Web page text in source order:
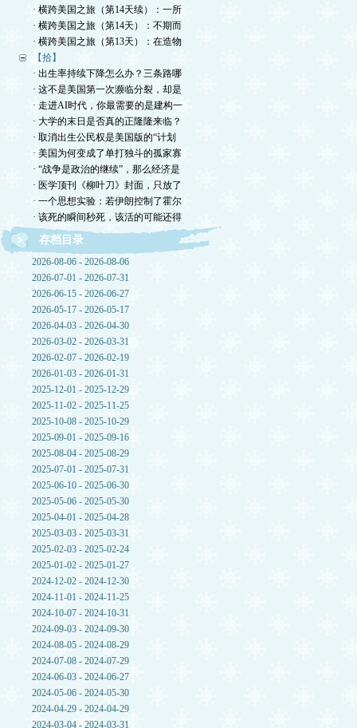
· 横跨美国之旅（第14天续）：一所
· 横跨美国之旅（第14天）：不期而
· 横跨美国之旅（第13天）：在造物
【拾】
· 出生率持续下降怎么办？三条路哪
· 这不是美国第一次濒临分裂，却是
· 走进AI时代，你最需要的是建构一
· 大学的末日是否真的正隆隆来临？
· 取消出生公民权是美国版的“计划
· 美国为何变成了单打独斗的孤家寡
· “战争是政治的继续”，那么经济是
· 医学顶刊《柳叶刀》封面，只放了
· 一个思想实验：若伊朗控制了霍尔
· 该死的瞬间秒死，该活的可能还得
存档目录
2026-08-06 - 2026-08-06
2026-07-01 - 2026-07-31
2026-06-15 - 2026-06-27
2026-05-17 - 2026-05-17
2026-04-03 - 2026-04-30
2026-03-02 - 2026-03-31
2026-02-07 - 2026-02-19
2026-01-03 - 2026-01-31
2025-12-01 - 2025-12-29
2025-11-02 - 2025-11-25
2025-10-08 - 2025-10-29
2025-09-01 - 2025-09-16
2025-08-04 - 2025-08-29
2025-07-01 - 2025-07-31
2025-06-10 - 2025-06-30
2025-05-06 - 2025-05-30
2025-04-01 - 2025-04-28
2025-03-03 - 2025-03-31
2025-02-03 - 2025-02-24
2025-01-02 - 2025-01-27
2024-12-02 - 2024-12-30
2024-11-01 - 2024-11-25
2024-10-07 - 2024-10-31
2024-09-03 - 2024-09-30
2024-08-05 - 2024-08-29
2024-07-08 - 2024-07-29
2024-06-03 - 2024-06-27
2024-05-06 - 2024-05-30
2024-04-29 - 2024-04-29
2024-03-04 - 2024-03-31